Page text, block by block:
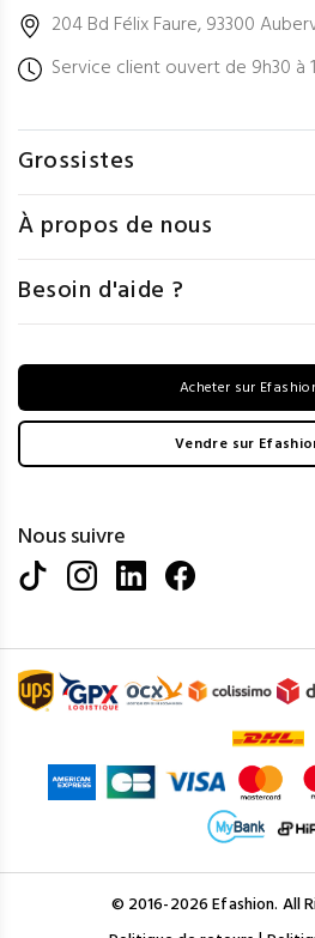
204 Bd Félix Faure, 93300
Service client ouvert de 9h30 à
Grossistes
À propos de nous
Besoin d'aide ?
Acheter sur
Vendre sur
Nous suivre
© 2016-2026 Efashion. All